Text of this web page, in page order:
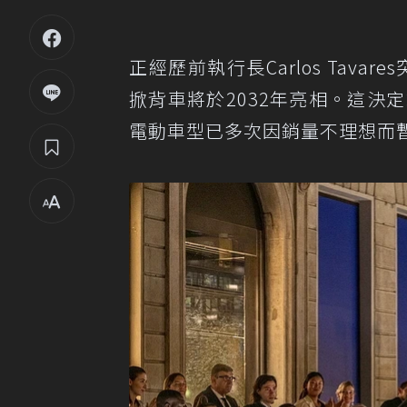
正經歷前執行長Carlos Tavares
掀背車將於2032年亮相。這決
電動車型已多次因銷量不理想而